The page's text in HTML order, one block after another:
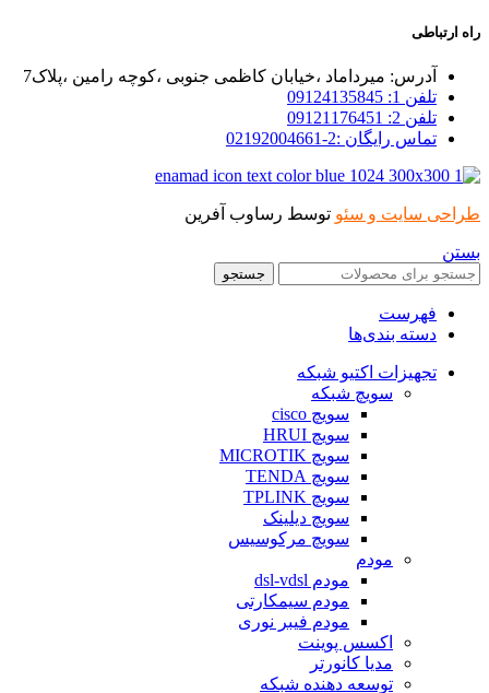
راه ارتباطی
آدرس: میرداماد ،خیابان کاظمی جنوبی ،کوچه رامین ،پلاک7
تلفن 1: 09124135845
تلفن 2: 09121176451
تماس رایگان :2-02192004661
طراحی سایت و سئو توسط رساوب آفرین
بستن
جستجو
فهرست
دسته بندی‌ها
تجهیزات اکتیو شبکه
سویچ شبکه
سویچ cisco
سویچ HRUI
سویچ MICROTIK
سویچ TENDA
سویچ TPLINK
سویچ دیلینک
سویچ مرکوسیس
مودم
مودم dsl-vdsl
مودم سیمکارتی
مودم فیبر نوری
اکسس پوینت
مدیا کانورتر
توسعه دهنده شبکه